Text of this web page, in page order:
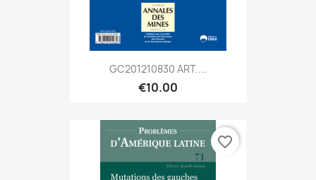
GC201210830 ART....
€10.00
favorite_border